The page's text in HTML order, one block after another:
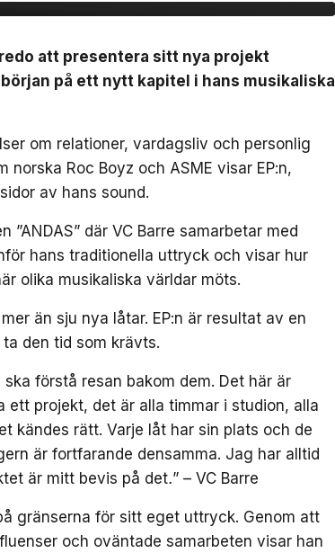
att presentera sitt nya projekt
början på ett nytt kapitel i hans musikaliska
om relationer, vardagsliv och personlig
Roc Boyz och ASME visar EP:n,
av hans sound.
där VC Barre samarbetar med
hans traditionella uttryck och visar hur
olika musikaliska världar möts.
än sju nya låtar. EP:n är resultat av en
den tid som krävts.
förstå resan bakom dem. Det här är
projekt, det är alla timmar i studion, alla
kändes rätt. Varje låt har sin plats och de
är fortfarande densamma. Jag har alltid
är mitt bevis på det.” – VC Barre
gränserna för sitt eget uttryck. Genom att
och oväntade samarbeten visar han